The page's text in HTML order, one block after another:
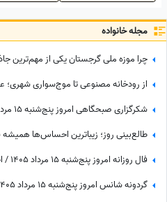
مجله خانواده
از رودخانه مصنوعی تا موج‌سواری شهری؛